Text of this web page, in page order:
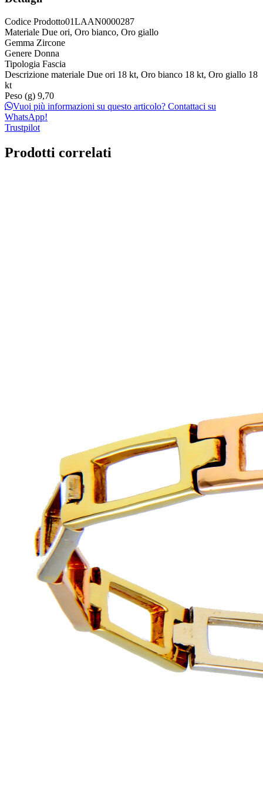
Codice Prodotto01LAAN0000287
Materiale Due ori, Oro bianco, Oro giallo
Gemma Zircone
Genere Donna
Tipologia Fascia
Descrizione materiale Due ori 18 kt, Oro bianco 18 kt, Oro giallo 18
kt
Peso (g) 9,70
Vuoi più informazioni su questo articolo? Contattaci su
WhatsApp!
Trustpilot
Prodotti correlati